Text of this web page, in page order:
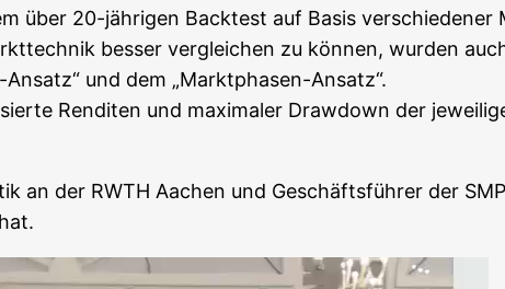
über 20-jäh­ri­gen Back­test auf Basis
bes­ser ver­glei­chen zu kön­nen, wur­den
und dem „Markt­pha­sen-Ansatz“.
Ren­di­ten und maxi­ma­ler Draw­down der
an der RWTH Aachen und Geschäfts­füh­rer der